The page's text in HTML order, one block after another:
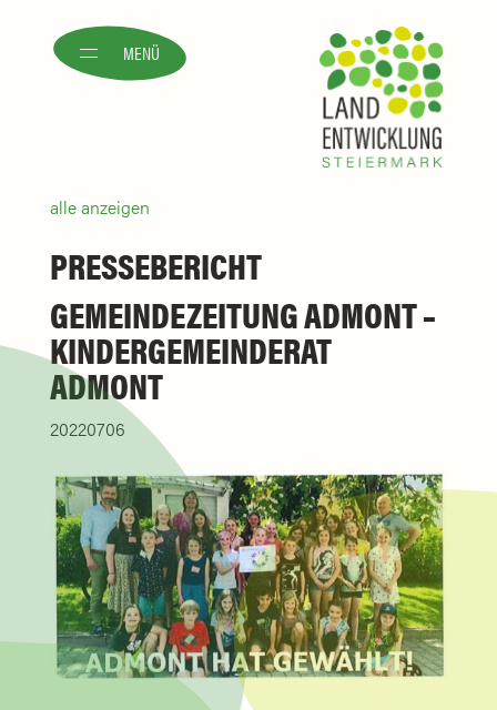
MENÜ
alle anzeigen
PRESSEBERICHT
GEMEINDEZEITUNG ADMONT –
KINDERGEMEINDERAT
ADMONT
20220706